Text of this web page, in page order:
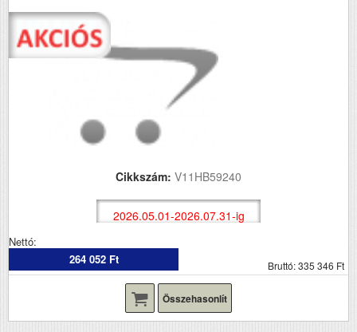
Cikkszám: V11HB59240
2026.05.01-2026.07.31-ig
Nettó:
264 052 Ft
Bruttó: 335 346 Ft
Összehasonlít